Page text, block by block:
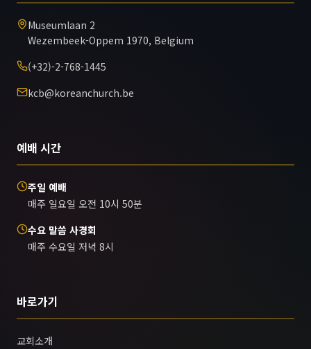
Museumlaan 2
Wezembeek-Oppem 1970, Belgium
(+32)-2-768-1445
kcb@koreanchurch.be
예배 시간
주일 예배
매주 일요일 오전 10시 50분
수요 말씀 사경회
매주 수요일 저녁 8시
바로가기
교회소개